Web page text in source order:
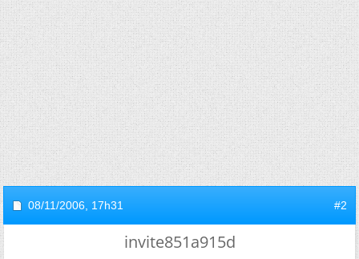
08/11/2006, 17h31 #2
invite851a915d